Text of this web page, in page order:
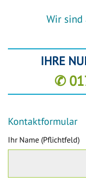
Wir
IHRE
✆
Kontaktformular
Ihr Name (Pflichtfeld)